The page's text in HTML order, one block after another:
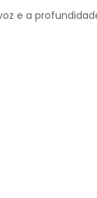
e a